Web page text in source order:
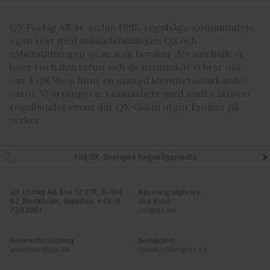
QX Förlag AB är, sedan 1995, regnbågs-communityts
egen röst med månadstidningen QX och
nyhetstidningen qx.se som bevakar det samhälle vi
lever i och den kultur och de människor vi bryr oss
om. I QX Shop finns en mängd identitetsstärkande
varor. Vi arrangerar i samarbete med andra aktörer
regelbundet event där QX-Galan utgör kronan på
verket.
Följ QX-Sveriges Regnbågsmedia
QX Förlag AB Box 17 218, S-104
62 Stockholm, Sweden. +46-8
7203001
Ansvarig utgivare
Jon Voss
jon@qx.se
Annonsförsäljning
annonser@qx.se
Redaktion
redaktionen@qx.se